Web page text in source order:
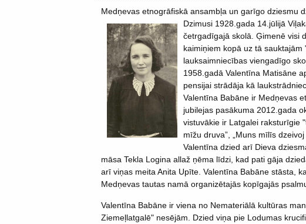
Medņevas etnogrāfiskā ansambļa un garīgo dziesmu
Dzimusi 1928.gada 14.jūlijā
četrgadīgajā skolā. Ģimenē visi
kaimiņiem kopā uz tā
lauksaimniecības viengadīgo
1958.gadā Valentīna Matisāne
pensijai strādāja kā
Valentīna Babāne ir Medņevas
jubilejas pasākuma 2012.gada
vistuvākie ir Latgalei raksturīgie
mīžu druva”, „Muns mīlīs dzeivoj
Valentīna dzied arī Dieva
māsa Tekla Logina allaž ņēma līdzi, kad pati gāja
arī viņas meita Anita Upīte. Valentīna Babāne stāsta,
Medņevas tautas namā organizētajās kopīgajās
Valentīna Babāne ir viena no Nemateriālā kultūras
Ziemeļlatgalē" nesējām. Dzied viņa pie Lodumas